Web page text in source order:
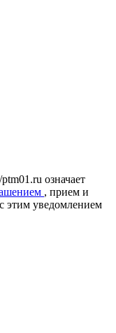
означает
, прием и
этим уведомлением